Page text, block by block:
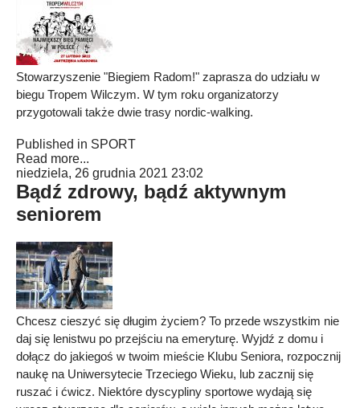
Stowarzyszenie "Biegiem Radom!" zaprasza do udziału w
biegu Tropem Wilczym. W tym roku organizatorzy
przygotowali także dwie trasy nordic-walking.
Published in SPORT
Read more...
niedziela, 26 grudnia 2021 23:02
Bądź zdrowy, bądź aktywnym
seniorem
Chcesz cieszyć się długim życiem? To przede wszystkim nie
daj się lenistwu po przejściu na emeryturę. Wyjdź z domu i
dołącz do jakiegoś w twoim mieście Klubu Seniora, rozpocznij
naukę na Uniwersytecie Trzeciego Wieku, lub zacznij się
ruszać i ćwicz. Niektóre dyscypliny sportowe wydają się